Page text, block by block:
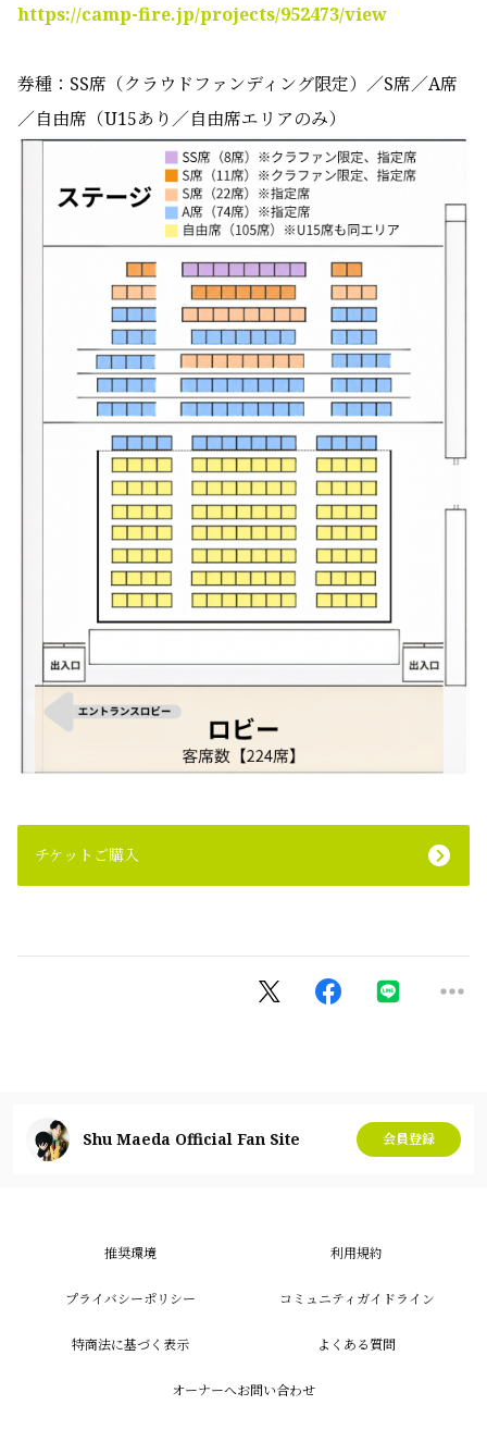
https://camp-fire.jp/projects/952473/view
券種：SS席（クラウドファンディング限定）／S席／A席
／自由席（U15あり／自由席エリアのみ）
チケットご購入
Shu Maeda Official Fan Site 会員登録
推奨環境 利用規約
プライバシーポリシー コミュニティガイドライン
特商法に基づく表示 よくある質問
オーナーへお問い合わせ